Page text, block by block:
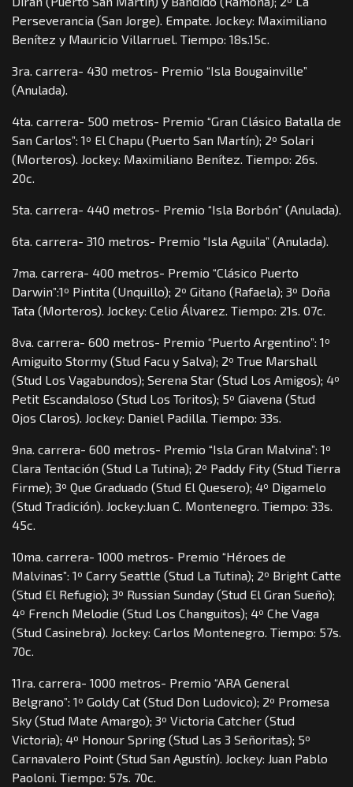
Perseverancia (San Jorge). Empate. Jockey: Maximiliano
Benítez y Mauricio Villarruel. Tiempo: 18s.15c.
3ra. carrera- 430 metros- Premio “Isla Bougainville”
(Anulada).
4ta. carrera- 500 metros- Premio “Gran Clásico Batalla de
San Carlos”: 1º El Chapu (Puerto San Martín); 2º Solari
(Morteros). Jockey: Maximiliano Benítez. Tiempo: 26s.
20c.
5ta. carrera- 440 metros- Premio “Isla Borbón” (Anulada).
6ta. carrera- 310 metros- Premio “Isla Aguila” (Anulada).
7ma. carrera- 400 metros- Premio “Clásico Puerto
Darwin”:1º Pintita (Unquillo); 2º Gitano (Rafaela); 3º Doña
Tata (Morteros). Jockey: Celio Álvarez. Tiempo: 21s. 07c.
8va. carrera- 600 metros- Premio “Puerto Argentino”: 1º
Amiguito Stormy (Stud Facu y Salva); 2º True Marshall
(Stud Los Vagabundos); Serena Star (Stud Los Amigos); 4º
Petit Escandaloso (Stud Los Toritos); 5º Giavena (Stud
Ojos Claros). Jockey: Daniel Padilla. Tiempo: 33s.
9na. carrera- 600 metros- Premio “Isla Gran Malvina”: 1º
Clara Tentación (Stud La Tutina); 2º Paddy Fity (Stud Tierra
Firme); 3º Que Graduado (Stud El Quesero); 4º Digamelo
(Stud Tradición). Jockey:Juan C. Montenegro. Tiempo: 33s.
45c.
10ma. carrera- 1000 metros- Premio “Héroes de
Malvinas”: 1º Carry Seattle (Stud La Tutina); 2º Bright Catte
(Stud El Refugio); 3º Russian Sunday (Stud El Gran Sueño);
4º French Melodie (Stud Los Changuitos); 4º Che Vaga
(Stud Casinebra). Jockey: Carlos Montenegro. Tiempo: 57s.
70c.
11ra. carrera- 1000 metros- Premio “ARA General
Belgrano”: 1º Goldy Cat (Stud Don Ludovico); 2º Promesa
Sky (Stud Mate Amargo); 3º Victoria Catcher (Stud
Victoria); 4º Honour Spring (Stud Las 3 Señoritas); 5º
Carnavalero Point (Stud San Agustín). Jockey: Juan Pablo
Paoloni. Tiempo: 57s. 70c.